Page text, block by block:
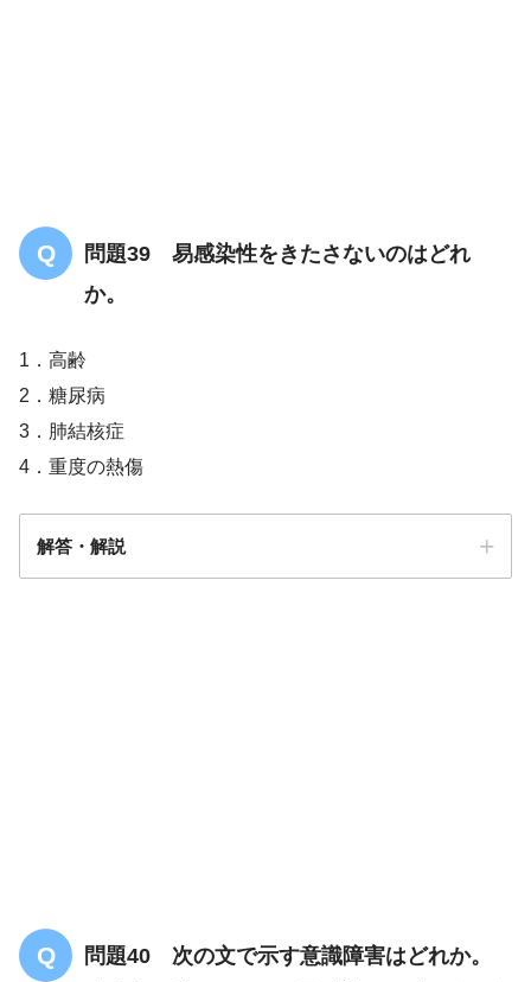
問題39 易感染性をきたさないのはどれ
か。
1．高齢
2．糖尿病
3．肺結核症
4．重度の熱傷
解答・解説
問題40 次の文で示す意識障害はどれか。